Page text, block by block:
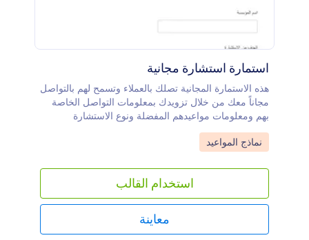
استمارة استشارة مجانية
هذه الاستمارة المجانية تصلك بالعملاء وتسمح لهم بالتواصل
مجاناً معك من خلال تزويدك بمعلومات التواصل الخاصة
بهم ومعلومات مواعيدهم المفضلة ونوع الاستشارة
المطلوبة. هذه الاستمارة يمكن تعديلها بما يتناسب مع
المؤسسة الخاصة بك
Go to Category:
نماذج المواعيد
استخدام القالب
معاينة